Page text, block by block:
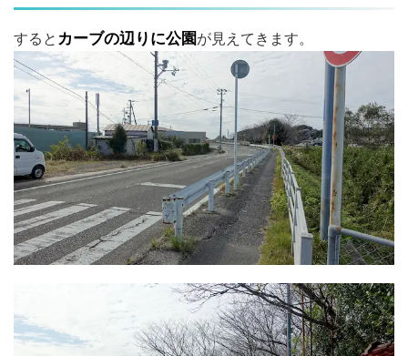
すると カーブの辺りに公園が見えてきます。